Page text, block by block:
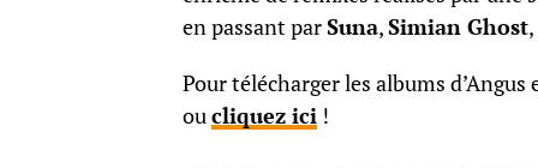
en passant parSuna,Simian Ghost,
Pour télécharger les albums
oucliquez ici !